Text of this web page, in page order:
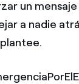
un
a nadie